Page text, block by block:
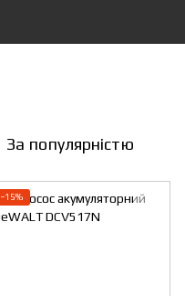
За популярністю
−15%